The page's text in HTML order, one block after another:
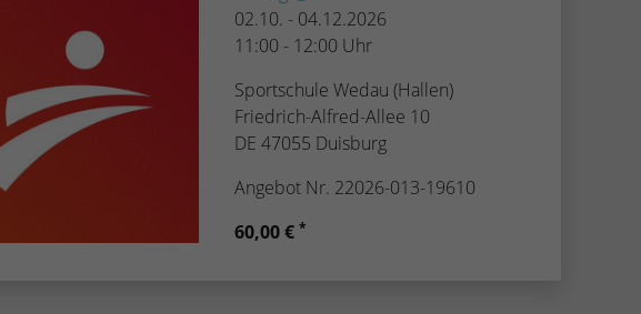
02.10. - 04.12.2026
11:00 - 12:00 Uhr
Sportschule Wedau (Hallen)
Friedrich-Alfred-Allee 10
DE 47055 Duisburg
Angebot Nr. 22026-013-19610
60,00 € *